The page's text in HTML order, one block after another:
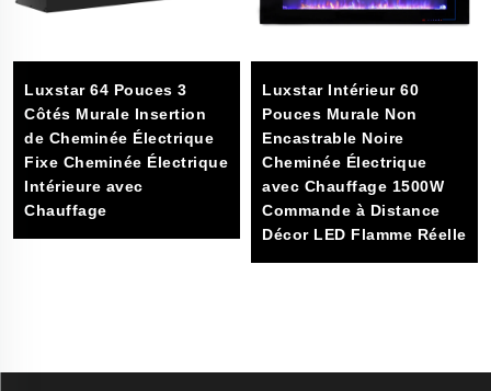
Luxstar 64 Pouces 3
Côtés Murale Insertion
de Cheminée Électrique
Fixe Cheminée Électrique
Intérieure avec
Chauffage
Luxstar Intérieur 60
Pouces Murale Non
Encastrable Noire
Cheminée Électrique
avec Chauffage 1500W
Commande à Distance
Décor LED Flamme Réelle